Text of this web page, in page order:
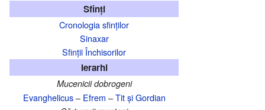
Sfinți
Cronologia sfinților
Sinaxar
Sfinții Închisorilor
Ierarhi
Mucenicii dobrogeni
Evanghelicus– Efrem –Tit și Gordian